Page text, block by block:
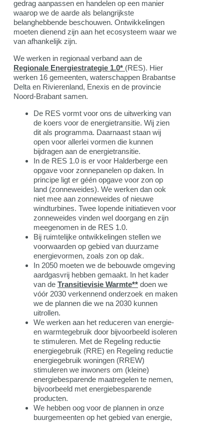
gedrag aanpassen en handelen op een manier
waarop we de aarde als belangrijkste
belanghebbende beschouwen. Ontwikkelingen
moeten dienend zijn aan het ecosysteem waar we
van afhankelijk zijn.
We werken in regionaal verband aan de
Regionale Energiestrategie 1.0* (RES). Hier
werken 16 gemeenten, waterschappen Brabantse
Delta en Rivierenland, Enexis en de provincie
Noord-Brabant samen.
De RES vormt voor ons de uitwerking van
de koers voor de energietransitie. Wij zien
dit als programma. Daarnaast staan wij
open voor allerlei vormen die kunnen
bijdragen aan de energietransitie.
In de RES 1.0 is er voor Halderberge een
opgave voor zonnepanelen op daken. In
principe ligt er géén opgave voor zon op
land (zonneweides). We werken dan ook
niet mee aan zonneweides of nieuwe
windturbines. Twee lopende initiatieven voor
zonneweides vinden wel doorgang en zijn
meegenomen in de RES 1.0.
Bij ruimtelijke ontwikkelingen stellen we
voorwaarden op gebied van duurzame
energievormen, zoals zon op dak.
In 2050 moeten we de bebouwde omgeving
aardgasvrij hebben gemaakt. In het kader
van de Transitievisie Warmte** doen we
vóór 2030 verkennend onderzoek en maken
we de plannen die we na 2030 kunnen
uitrollen.
We werken aan het reduceren van energie-
en warmtegebruik door bijvoorbeeld isoleren
te stimuleren. Met de Regeling reductie
energiegebruik (RRE) en Regeling reductie
energiegebruik woningen (RREW)
stimuleren we inwoners om (kleine)
energiebesparende maatregelen te nemen,
bijvoorbeeld met energiebesparende
producten.
We hebben oog voor de plannen in onze
buurgemeenten op het gebied van energie,